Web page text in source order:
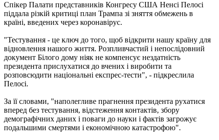
Спікер Палати представників Конгресу США Ненсі Пелосі
піддала різкій критиці план Трампа зі зняття обмежень в
країні, введених через коронавірус.
"Тестування - це ключ до того, щоб відкрити нашу країну для
відновлення нашого життя. Розпливчастий і непослідовний
документ Білого дому ніяк не компенсує нездатність
президента прислухатися до вчених і виробити та
розповсюдити національні експрес-тести", - підкреслила
Пелосі.
За її словами, "наполегливе прагнення президента рухатися
вперед без тестування, відстеження контактів, збору
демографічних даних і поваги до науки і фактів загрожує
подальшими смертями і економічною катастрофою".